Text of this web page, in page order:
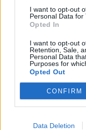
I want to opt-out
Personal Data for
Opted In
I want to opt-out
Retention, Sale,
Personal Data
Purposes for
Opted Out
CONFIRM
Data Deletion